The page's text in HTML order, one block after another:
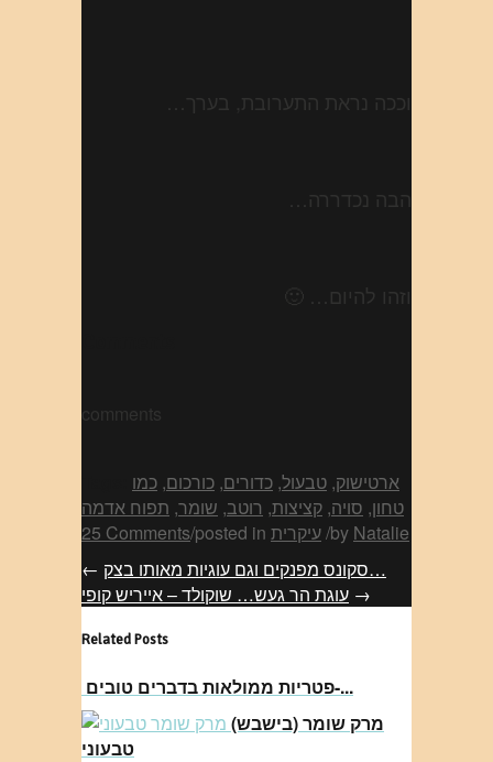
וככה נראת התערובת, בערך…
הבה נכדררה…
וזהו להיום… 🙂
comments
ארטישוק, טבעול, כדורים, כורכום, כמו
טחון, סויה, קציצות, רוטב, שומר, תפוח אדמה
25 Comments/posted in עיקרית/by Natalie
←
סקונס מפנקים וגם עוגיות מאותו בצק…
עוגת הר געש… שוקולד – אייריש קופי →
Related Posts
פטריות ממולאות בדברים טובים-...
מרק שומר (בישבש)
טבעוני